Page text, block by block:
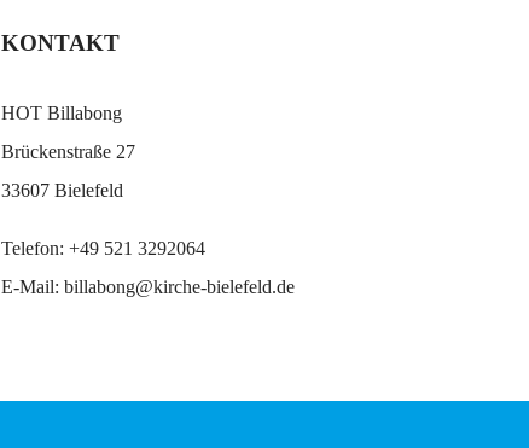
KONTAKT
HOT Billabong
Brückenstraße 27
33607 Bielefeld
Telefon: +49 521 3292064
E-Mail: billabong@kirche-bielefeld.de